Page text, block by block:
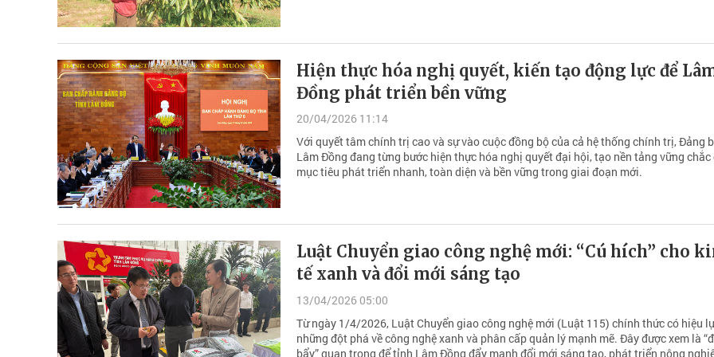
Hiện thực hóa nghị quyết, kiến tạo động lực để
Đồng phát triển bền vững
20/04/2026 11:14
Với quyết tâm chính trị cao và sự vào cuộc đồng bộ của cả hệ thống chính trị, Đảng
Lâm Đồng đang từng bước hiện thực hóa nghị quyết đại hội, tạo nền tảng vững chắc
mục tiêu phát triển nhanh, toàn diện và bền vững trong giai đoạn mới.
Luật Chuyển giao công nghệ mới: “Cú hích” cho
tế xanh và đổi mới sáng tạo
13/04/2026 05:00
Từ ngày 1/4/2026, Luật Chuyển giao công nghệ mới (Luật 115) chính thức có hiệu
những đột phá về công nghệ xanh và phân cấp quản lý mạnh mẽ. Đây được xem là
bẩy” quan trọng để tỉnh Lâm Đồng đẩy mạnh đổi mới sáng tạo, phát triển nông